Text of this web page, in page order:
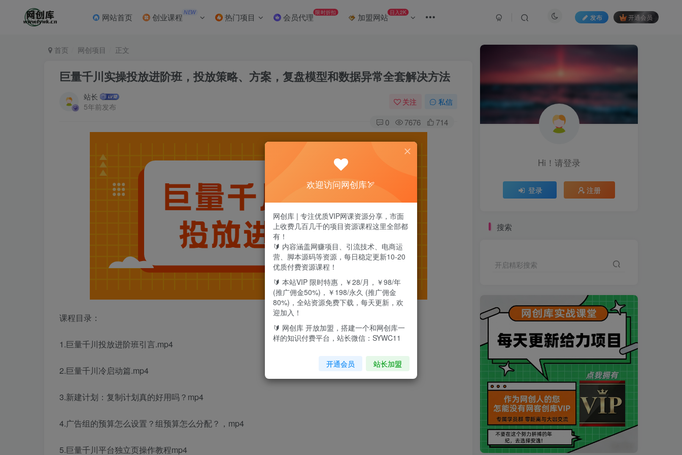
网站首页 创业课程 NEW 热门项目 会员代理 限时折扣 加盟网站 日入2K
发布 开通会员
首页 网创项目 正文
巨量千川实操投放进阶班，投放策略、方案，复盘模型和数据异常全套解决方法
站长
5年前发布
关注 私信
0 7676 714
课程目录：
1.巨量千川投放进阶班引言.mp4
2.巨量千川冷启动篇.mp4
3.新建计划：复制计划真的好用吗？mp4
4.广告组的预算怎么设置？组预算怎么分配？，mp4
5.巨量千川平台独立页操作教程mp4
Hi！请登录
登录 注册
搜索
开启精彩搜索
买VIP会员或加盟商-全年最低价-立即抢额
网创库-限时优惠 别错过!
欢迎访问网创库🏹
网创库 | 专注优质VIP网课资源分享，市面
上收费几百几千的项目资源课程这里全部都
有！
🔰 内容涵盖网赚项目、引流技术、电商运
营、脚本源码等资源，每日稳定更新10-20
优质付费资源课程！
🔰 本站VIP 限时特惠，￥28/月，￥98/年
(推广佣金50%)，￥198/永久 (推广佣金
80%)，全站资源免费下载，每天更新，欢
迎加入！
🔰 网创库 开放加盟，搭建一个和网创库一
样的知识付费平台，站长微信：SYWC11
开通会员 站长加盟